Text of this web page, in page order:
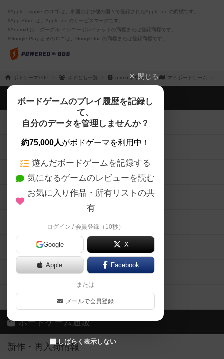
※Apple、Apple のロゴ は、米国および他の国々で登録されたApple Inc.の商標です。
※App Store は、Apple Inc.のサービスマークです。
※Android は、グーグル インコーポレイテッドの商標または登録商標です。
※Google Play とそのロゴは、Google Inc.の商標または登録商標です。
ボドゲーマTOP ボドとも一覧 a.m.o.🌌🐉💫☄️ マイボードゲーム
閉じる
ボードゲームのプレイ履歴を記録し
て、
自分のデータを管理しませんか？
約75,000人がボドゲーマを利用中！
遊んだボードゲームを記録する
気になるゲームのレビューを読む
お気に入り作品・所有リストの共
有
ログイン / 会員登録（10秒）
Google X
Apple Facebook
または
メールで会員登録
しばらく表示しない
ボドゲーマTOP
ボードゲームを検索する
ボードゲームの新着レビュー
ボードゲーム会情報
メカニクス特集
掲示板・トピックス
ボドとも・会員一覧
ボードゲーム業界コラム
ボドゲーマご利用案内
ボードゲーム通販
新作・再入荷情報